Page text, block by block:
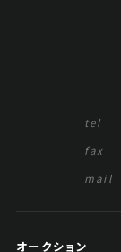
tel
fax
mail
オークション